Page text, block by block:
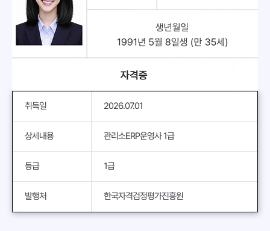
취득일 2026.07.01
상세내용 관리소ERP운영사 1급
등급 1급
발행처 한국자격검정평가진흥원